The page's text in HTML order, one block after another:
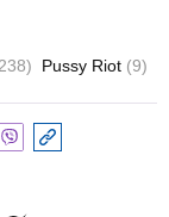
Pussy Riot (9)